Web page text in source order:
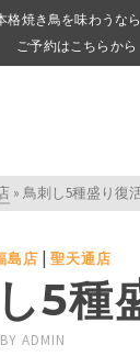
格焼き鳥を味わうな
ご予約はこちらから
» 鳥刺し5種盛り復
島店 | 聖天通店
5種
BY ADMIN